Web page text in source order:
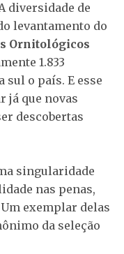
diversidade de
levantamento do
Ornitológicos
1.833
sul o país. E esse
já que novas
descobertas
singularidade
nas penas,
exemplar delas
da seleção